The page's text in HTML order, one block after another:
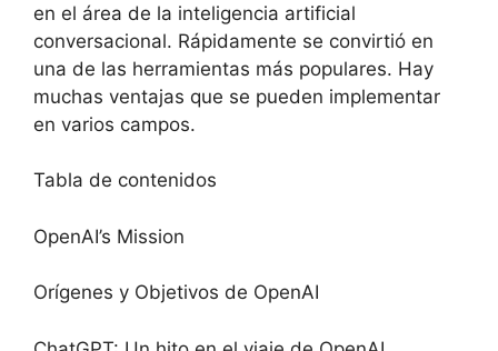
en el área de la inteligencia artificial
conversacional. Rápidamente se convirtió en
una de las herramientas más populares. Hay
muchas ventajas que se pueden implementar
en varios campos.
Tabla de contenidos
OpenAI’s Mission
Orígenes y Objetivos de OpenAI